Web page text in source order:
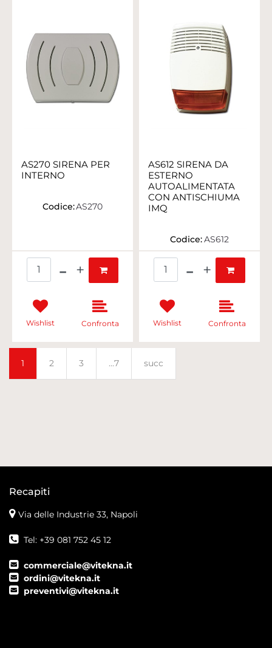
AS270 SIRENA PER
INTERNO
Codice:AS270
Wishlist Confronta
AS612 SIRENA DA
ESTERNO
AUTOALIMENTATA
CON ANTISCHIUMA
IMQ
Codice:AS612
Wishlist Confronta
1 2 3 ...7 succ
Recapiti
Via delle Industrie 33, Napoli
Tel: +39 081 752 45 12
commerciale@vitekna.it
ordini@vitekna.it
preventivi@vitekna.it